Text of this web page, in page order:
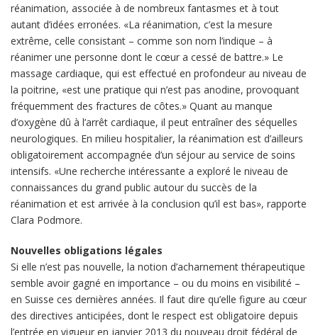
réanimation, associée à de nombreux fantasmes et à tout
autant d’idées erronées. «La réanimation, c’est la mesure
extrême, celle consistant – comme son nom l’indique – à
réanimer une personne dont le cœur a cessé de battre.» Le
massage cardiaque, qui est effectué en profondeur au niveau de
la poitrine, «est une pratique qui n’est pas anodine, provoquant
fréquemment des fractures de côtes.» Quant au manque
d’oxygène dû à l’arrêt cardiaque, il peut entraîner des séquelles
neurologiques. En milieu hospitalier, la réanimation est d’ailleurs
obligatoirement accompagnée d’un séjour au service de soins
intensifs. «Une recherche intéressante a exploré le niveau de
connaissances du grand public autour du succès de la
réanimation et est arrivée à la conclusion qu’il est bas», rapporte
Clara Podmore.
Nouvelles obligations légales
Si elle n’est pas nouvelle, la notion d’acharnement thérapeutique
semble avoir gagné en importance – ou du moins en visibilité –
en Suisse ces dernières années. Il faut dire qu’elle figure au cœur
des directives anticipées, dont le respect est obligatoire depuis
l’entrée en vigueur en janvier 2013 du nouveau droit fédéral de